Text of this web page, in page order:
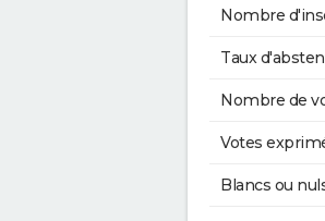
Nombre
Taux
Nombre de
Votes
Blancs ou